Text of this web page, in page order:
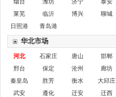
烟台
潍坊 济宁
泰安
莱芜
临沂 博兴
聊城
日照港
青岛港
华北市场
河北 石家庄 唐山
邯郸
邢台
保定 沧州
廊坊
秦皇岛
胜芳 衡水
大邱庄
武安
遵化 迁安
迁西